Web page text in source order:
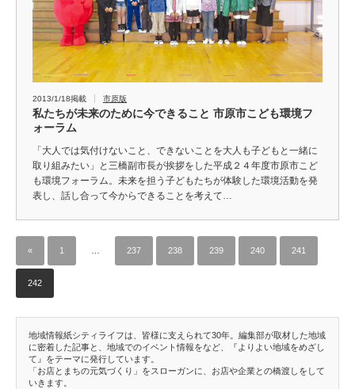
2013/1/18掲載 市原版
私たちが未来のために今できること 市原市こども環境フ
ォーラム
「大人では気付けないこと、できないことを大人も子どもと一緒に
取り組みたい」と三橋副市長が挨拶をした平成２４年度市原市こど
も環境フォーラム。未来を担う子どもたちが体験した環境活動を発
表し、話し合って今からできることを考えて…
« 1 … 237 238 239 240 241
242
地域情報紙シティライフは、皆様に支えられて30年。編集部が取材した地域
に密着した記事と、地域でのイベント情報をなど、『よりよい地域をめざし
て』をテーマに発行しています。
「お店とまちの元気づくり」をスローガンに、お店や企業との橋渡しをして
いきます。